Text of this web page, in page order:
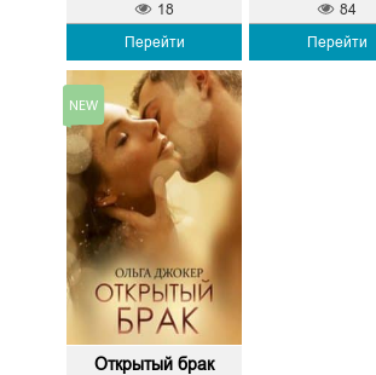
Перейти
18
Перейти
84
Открытый брак